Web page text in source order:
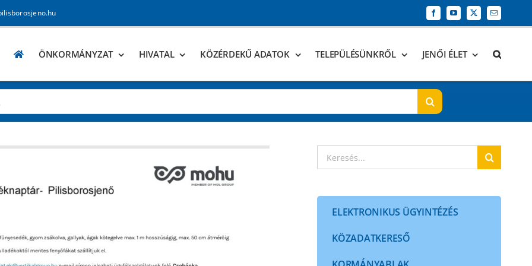
FacebookYouTube
X Email:
ÖNKORMÁNYZAT HIVATAL KÖZÉRDEKŰ ADATOK TELEPÜLÉSÜNKRŐL JENŐI ÉLET
Keresés...
ELEKTRONIKUS ÜGYINTÉZÉS
KÖZADATKERESŐ